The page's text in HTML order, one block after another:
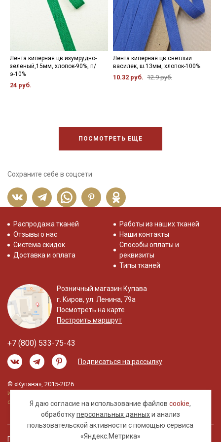
Лента киперная цв.изумрудно-
зеленый,15мм, хлопок-90%, п/
э-10%
24 руб.
Лента киперная цв.светлый
василек, ш.13мм, хлопок-100%
10.32 руб. 12.9 руб.
ПОСМОТРЕТЬ ЕЩЕ
Сохраните себе в соцсети
Я даю согласие на использование файловcookie,
обработкуперсональных данныхи анализ
пользовательской активности с помощью сервиса
«Яндекс.Метрика»
Распродажа тканей
Отзывы о нас
Система скидок
Доставка и оплата
Работы из наших тканей
Наши контакты
Способы оплаты и
реквизиты
Типы тканей
Розничный магазин Купава
г. Киров, ул. Ленина, 79а
Посмотреть на карте
Построить маршрут
+7 (800) 533-75-43
Подписаться на рассылку
© «Купава», 2015-2026
Информация на сайте не является публичной
офертой.
Правовая информация